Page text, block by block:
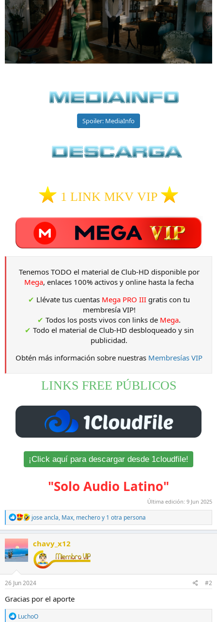
Spoiler: MediaInfo
1 LINK MKV VIP
Tenemos TODO el material de Club-HD disponible por
Mega, enlaces 100% activos y online hasta la fecha
✔ Llévate tus cuentas Mega PRO III gratis con tu
membresía VIP!
✔ Todos los posts vivos con links de Mega.
✔ Todo el material de Club-HD desbloqueado y sin
publicidad.
Obtén más información sobre nuestras Membresías VIP
LINKS FREE PÚBLICOS
¡Click aquí para descargar desde 1cloudfile!
"Solo Audio Latino"
Última edición: 9 Jun 2025
R
e
a
c
o
s
jose ancla, Max, mecheroy 1 otra persona
chavy_x12
26 Jun 2024 #2
Gracias por el aporte
RLuchoO